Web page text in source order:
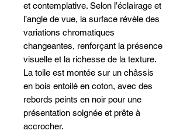
et contemplative. Selon l’éclairage et
l’angle de vue, la surface révèle des
variations chromatiques
changeantes, renforçant la présence
visuelle et la richesse de la texture.
La toile est montée sur un châssis
en bois entoilé en coton, avec des
rebords peints en noir pour une
présentation soignée et prête à
accrocher.